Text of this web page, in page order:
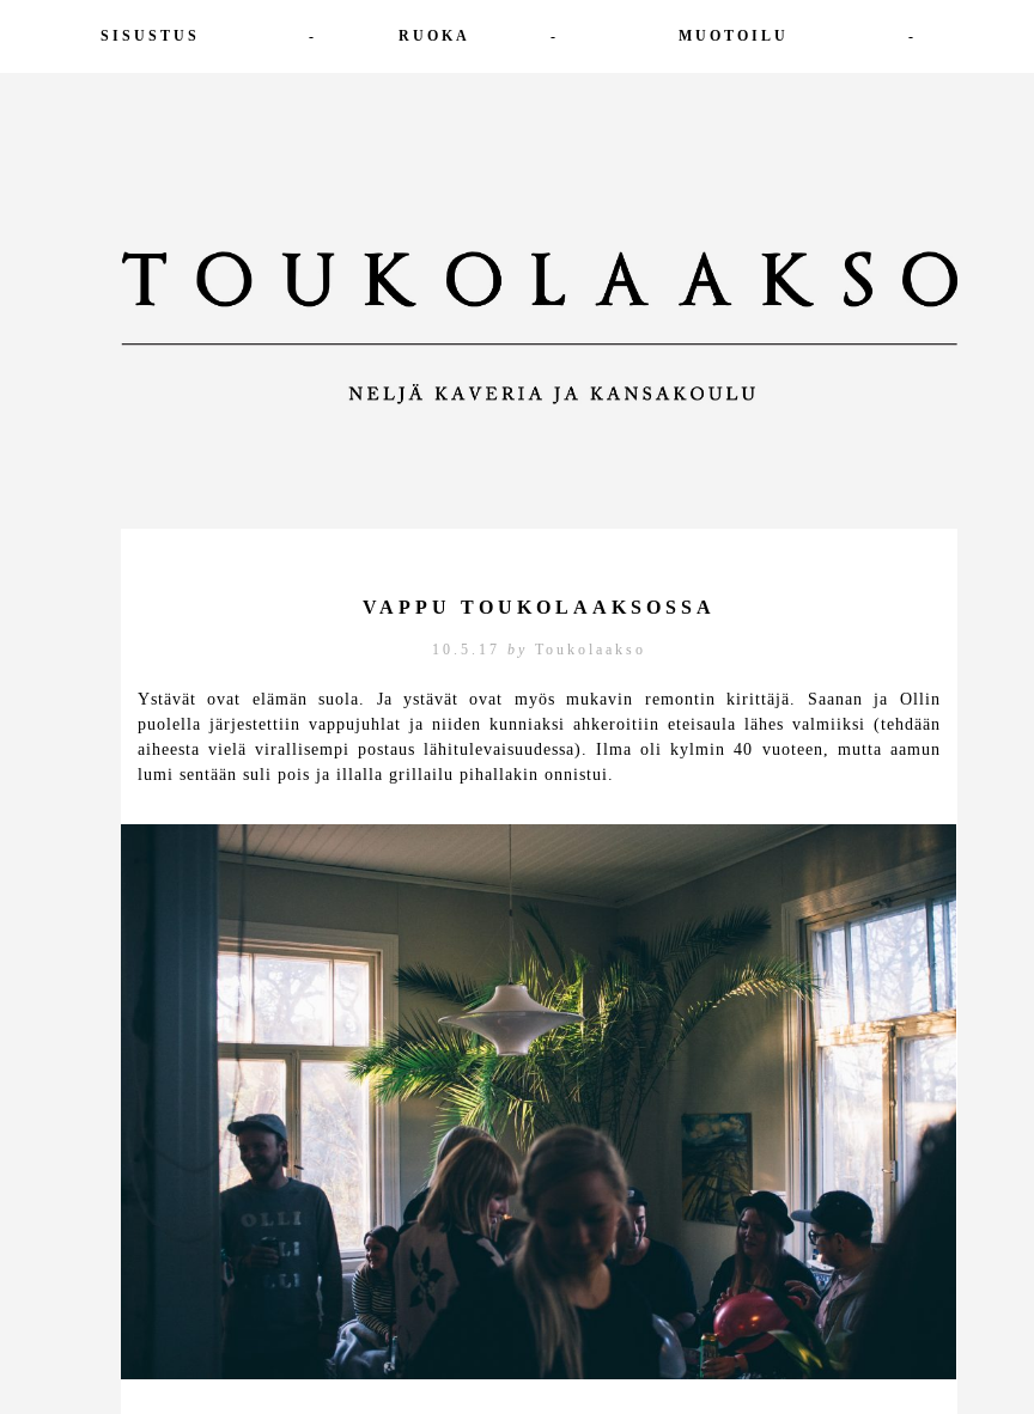
SISUSTUS - RUOKA - MUOTOILU -
VAPPU TOUKOLAAKSOSSA
10.5.17 by Toukolaakso
Ystävät ovat elämän suola. Ja ystävät ovat myös mukavin remontin kirittäjä. Saanan ja Ollin
puolella järjestettiin vappujuhlat ja niiden kunniaksi ahkeroitiin eteisaula lähes valmiiksi (tehdään
aiheesta vielä virallisempi postaus lähitulevaisuudessa). Ilma oli kylmin 40 vuoteen, mutta aamun
lumi sentään suli pois ja illalla grillailu pihallakin onnistui.